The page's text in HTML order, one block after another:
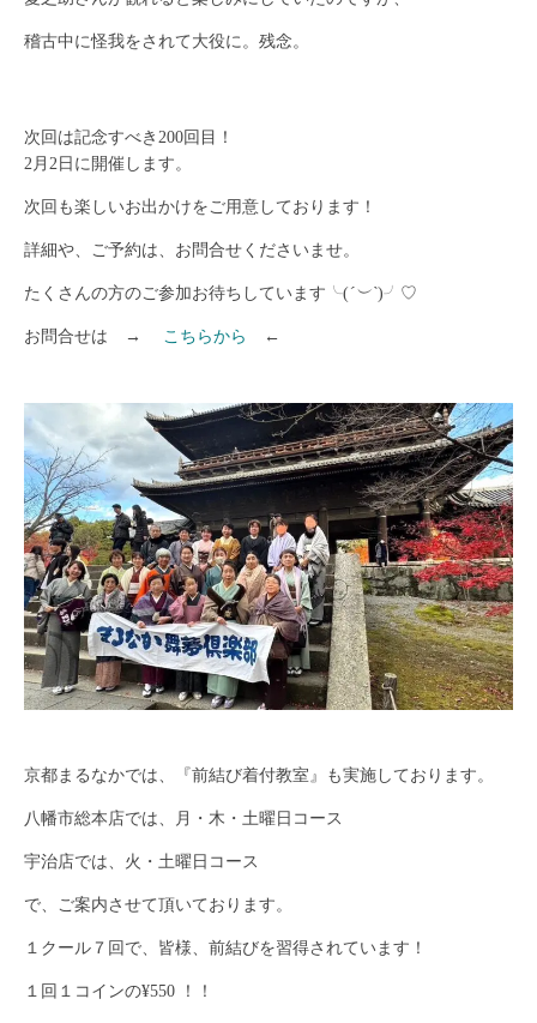
稽古中に怪我をされて大役に。残念。
次回は記念すべき200回目！
2月2日に開催します。
次回も楽しいお出かけをご用意しております！
詳細や、ご予約は、お問合せくださいませ。
たくさんの方のご参加お待ちしています╰(´︶`)╯♡
お問合せは → こちらから ←
京都まるなかでは、『前結び着付教室』も実施しております。
八幡市総本店では、月・木・土曜日コース
宇治店では、火・土曜日コース
で、ご案内させて頂いております。
１クール７回で、皆様、前結びを習得されています！
１回１コインの¥550 ！！